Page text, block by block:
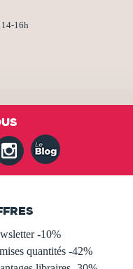
16h
-10%
quantités -42%